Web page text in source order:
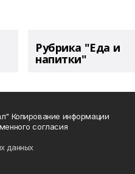
Рубрика "Еда и
напитки"
Копирование информации
согласия
данных